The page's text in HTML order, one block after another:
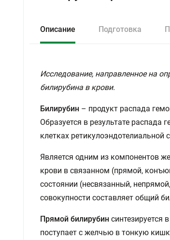
Описание Подготовка
Исследование, направленное на
билирубина в крови.
Билирубин – продукт распада
Образуется в результате распада
клетках ретикулоэндотелиальной
Является одним из компонентов
крови в связанном (прямой,
состоянии (несвязанный,
совокупности составляет общий
Прямой билирубин синтезируется
поступает с желчью в тонкую